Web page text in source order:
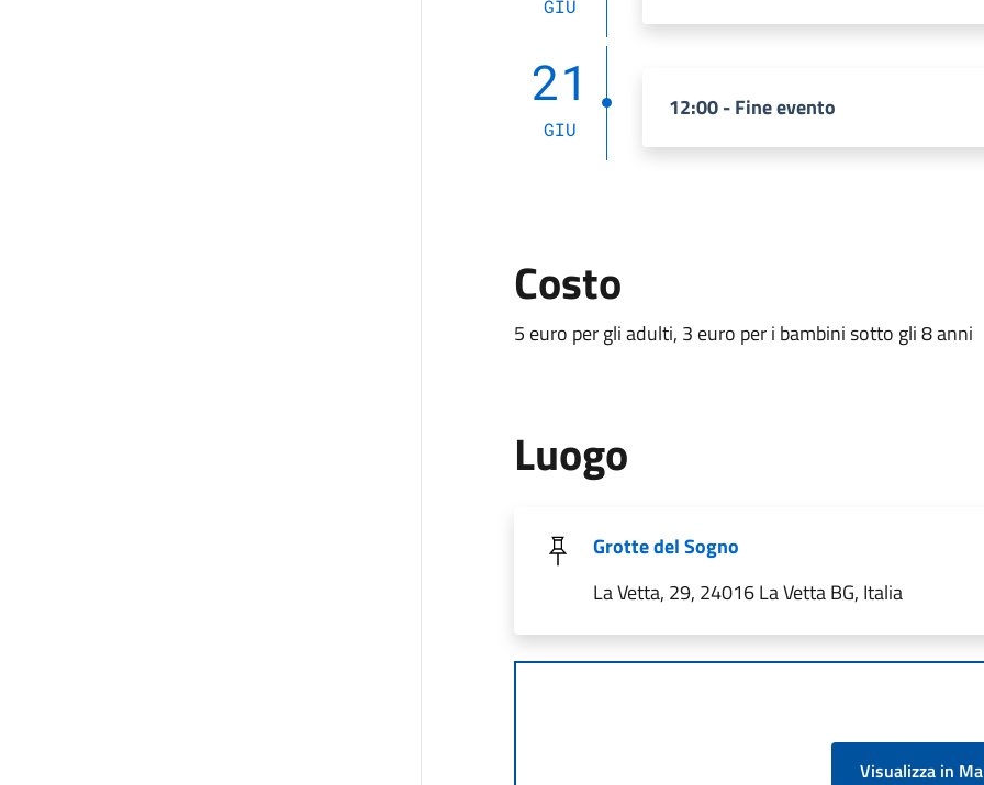
GIU
21
GIU
12:00 - Fine evento
Costo
5 euro per gli adulti, 3 euro per i bambini sotto gli 8 anni
Luogo
Grotte del Sogno
La Vetta, 29, 24016 La Vetta BG, Italia
Visualizza in